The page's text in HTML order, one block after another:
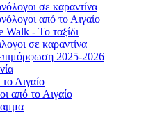
σε καραντίνα
από το Αιγαίο
Walk - Το ταξίδι
σε καραντίνα
2025-2026
Αιγαίο
από το Αιγαίο